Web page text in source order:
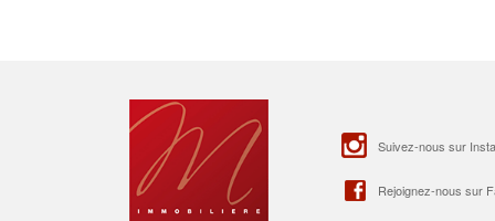
Suivez-nous sur
Rejoignez-nous sur